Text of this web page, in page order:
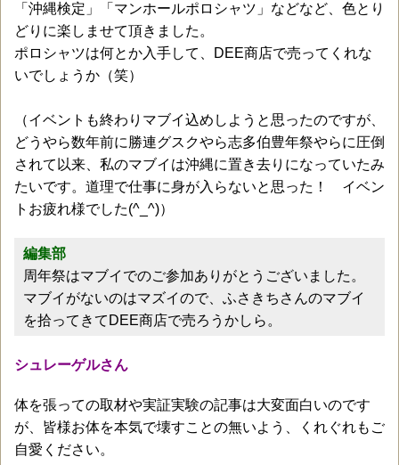
「沖縄検定」「マンホールポロシャツ」などなど、色とり
どりに楽しませて頂きました。
ポロシャツは何とか入手して、DEE商店で売ってくれな
いでしょうか（笑）
（イベントも終わりマブイ込めしようと思ったのですが、
どうやら数年前に勝連グスクやら志多伯豊年祭やらに圧倒
されて以来、私のマブイは沖縄に置き去りになっていたみ
たいです。道理で仕事に身が入らないと思った！ イベン
トお疲れ様でした(^_^)）
編集部
周年祭はマブイでのご参加ありがとうございました。
マブイがないのはマズイので、ふさきちさんのマブイ
を拾ってきてDEE商店で売ろうかしら。
シュレーゲルさん
体を張っての取材や実証実験の記事は大変面白いのです
が、皆様お体を本気で壊すことの無いよう、くれぐれもご
自愛ください。